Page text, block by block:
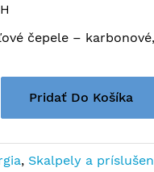
čepele –
Pridať Do Košíka
, Skalpely a